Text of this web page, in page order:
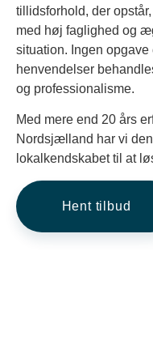
tillidsforhold, der
med høj faglighed og
situation. Ingen
henvendelser
og professionalisme.
Med mere end 20 års
Nordsjælland har vi
lokalkendskabet til at
Hent tilbud